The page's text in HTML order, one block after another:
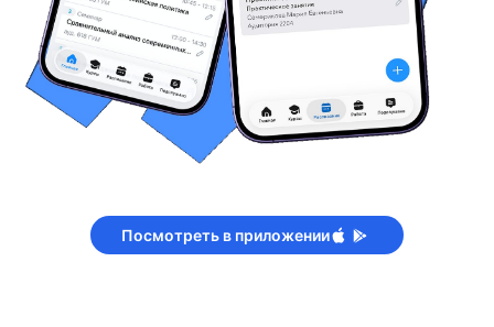
Посмотреть в приложении